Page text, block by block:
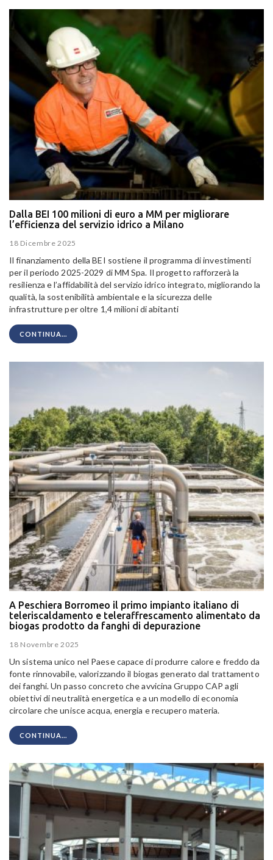
Dalla BEI 100 milioni di euro a MM per migliorare
l’efficienza del servizio idrico a Milano
18 Dicembre 2025
Il finanziamento della BEI sostiene il programma di investimenti
per il periodo 2025-2029 di MM Spa. Il progetto rafforzerà la
resilienza e l’affidabilità del servizio idrico integrato, migliorando la
qualità, la sostenibilità ambientale e la sicurezza delle
infrastrutture per oltre 1,4 milioni di abitanti
CONTINUA...
A Peschiera Borromeo il primo impianto italiano di
teleriscaldamento e teleraffrescamento alimentato da
biogas prodotto da fanghi di depurazione
18 Novembre 2025
Un sistema unico nel Paese capace di produrre calore e freddo da
fonte rinnovabile, valorizzando il biogas generato dal trattamento
dei fanghi. Un passo concreto che avvicina Gruppo CAP agli
obiettivi di neutralità energetica e a un modello di economia
circolare che unisce acqua, energia e recupero materia.
CONTINUA...